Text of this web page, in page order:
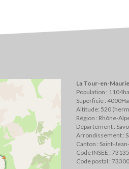
La Tour-en-
Population :
Superficie : 4000Ha
Altitude: 520
Région : Rhône-
Département :
Arrondissement :
Canton : Saint-
Code INSEE : 73135
Code postal : 73300